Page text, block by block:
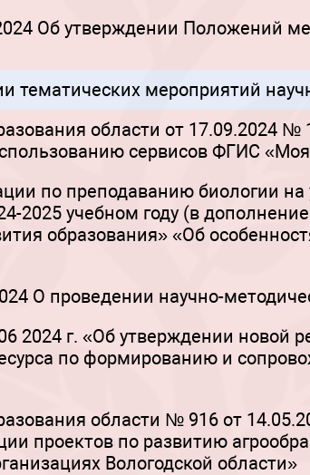
Об утверждении Положений
мероприятий
области от 17.09.2024
сервисов ФГИС
по преподаванию биологии на
2025 учебном году (в
образования» «Об
О проведении научно-
2024 г. «Об утверждении новой
по формированию и
области № 916 от
проектов по развитию
Вологодской области»